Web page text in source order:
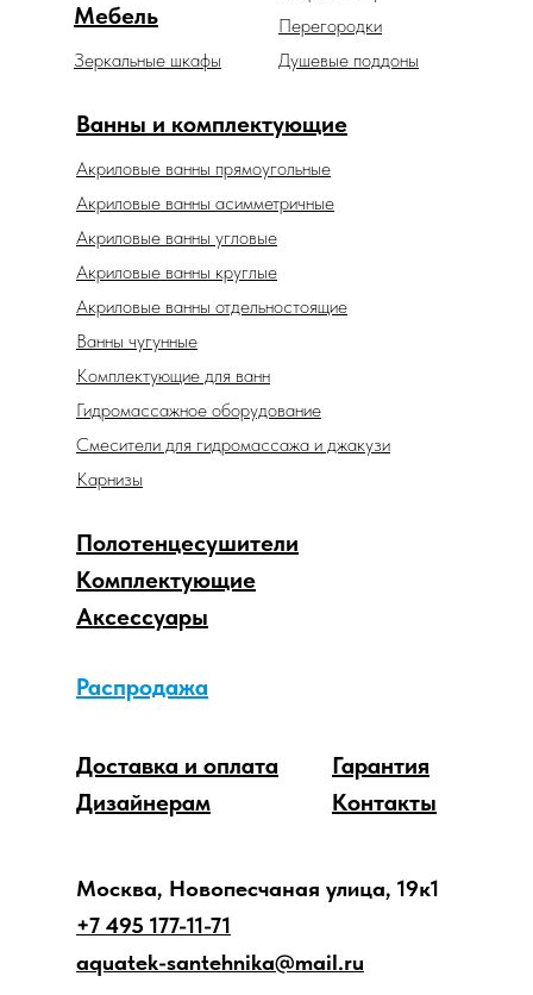
Ванны и комплектующие
Акриловые ванны прямоугольные
Зеркальные шкафы
Мебель
Перегородки
Аксессуары
Распродажа
Комплектующие
Дизайнерам
Доставка и оплата
Гарантия
Контакты
Душевые поддоны
Акриловые ванны отдельностоящие
Акриловые ванны асимметричные
Акриловые ванны угловые
Акриловые ванны круглые
Ванны чугунные
Комплектующие для ванн
Гидромассажное оборудование
Смесители для гидромассажа и джакузи
Карнизы
Полотенцесушители
Москва, Новопесчаная улица, 19к1
+7 495 177-11-71
aquatek-santehnika@mail.ru